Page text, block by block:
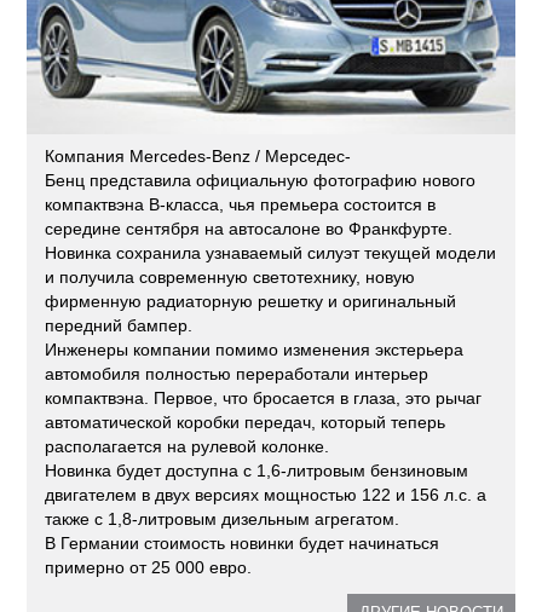
Компания Mercedes-Benz / Мерседес-
Бенц представила официальную фотографию нового
компактвэна B-класса, чья премьера состоится в
середине сентября на автосалоне во Франкфурте.
Новинка сохранила узнаваемый силуэт текущей модели
и получила современную светотехнику, новую
фирменную радиаторную решетку и оригинальный
передний бампер.
Инженеры компании помимо изменения экстерьера
автомобиля полностью переработали интерьер
компактвэна. Первое, что бросается в глаза, это рычаг
автоматической коробки передач, который теперь
располагается на рулевой колонке.
Новинка будет доступна с 1,6-литровым бензиновым
двигателем в двух версиях мощностью 122 и 156 л.с. а
также с 1,8-литровым дизельным агрегатом.
В Германии стоимость новинки будет начинаться
примерно от 25 000 евро.